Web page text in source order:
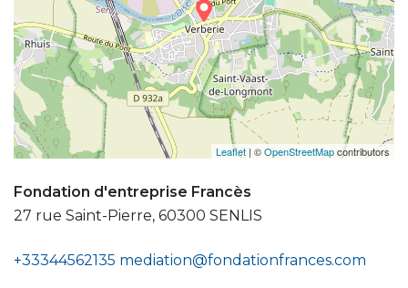
Leaflet | ©OpenStreetMapcontributors
Fondation d'entreprise Francès
27 rue Saint-Pierre, 60300 SENLIS
+33344562135 mediation@fondationfrances.com